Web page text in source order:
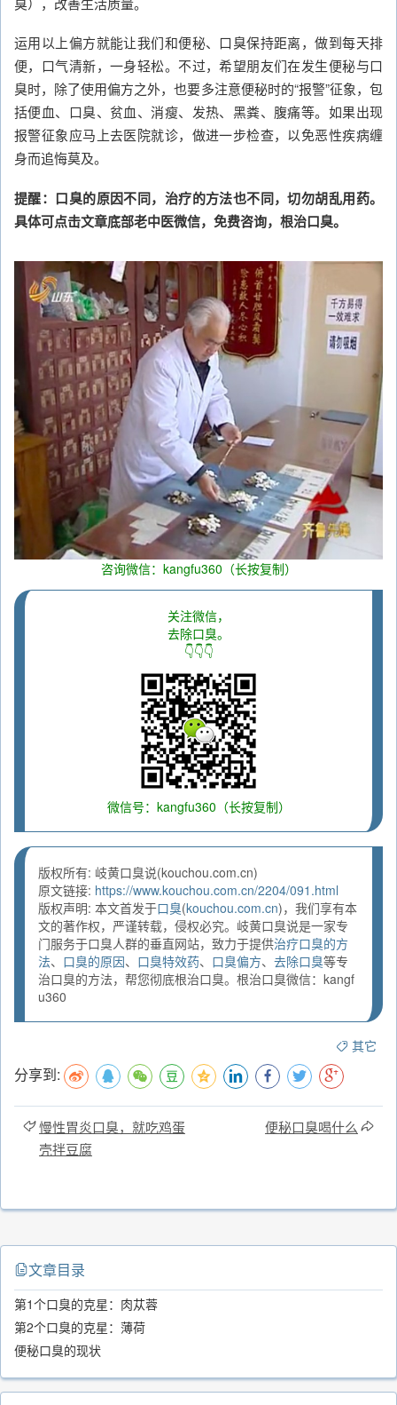
运用以上偏方就能让我们和便秘、口臭保持距离，做到每天排
便，口气清新，一身轻松。不过，希望朋友们在发生便秘与口
臭时，除了使用偏方之外，也要多注意便秘时的“报警”征象，包
括便血、口臭、贫血、消瘦、发热、黑粪、腹痛等。如果出现
报警征象应马上去医院就诊，做进一步检查，以免恶性疾病缠
身而追悔莫及。
提醒：口臭的原因不同，治疗的方法也不同，切勿胡乱用药。
具体可点击文章底部老中医微信，免费咨询，根治口臭。
咨询微信：kangfu360（长按复制）
关注微信，
去除口臭。
👇👇👇
微信号：kangfu360（长按复制）
版权所有: 岐黄口臭说(kouchou.com.cn)
原文链接: https://www.kouchou.com.cn/2204/091.html
版权声明: 本文首发于口臭(kouchou.com.cn)，我们享有本
文的著作权，严谨转载，侵权必究。岐黄口臭说是一家专
门服务于口臭人群的垂直网站，致力于提供治疗口臭的方
法、 口臭的原因、 口臭特效药、 口臭偏方、 去除口臭等专
治口臭的方法，帮您彻底根治口臭。根治口臭微信：kangf
u360
其它
分享到:
慢性胃炎口臭，就吃鸡蛋
壳拌豆腐
便秘口臭喝什么
文章目录
第1个口臭的克星：肉苁蓉
第2个口臭的克星：薄荷
便秘口臭的现状